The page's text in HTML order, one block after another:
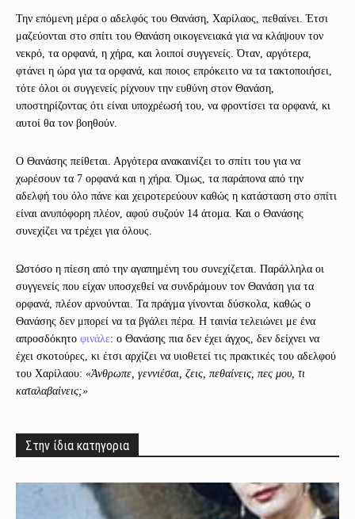
Την επόμενη μέρα ο αδελφός του Θανάση, Χαρίλαος, πεθαίνει. Έτσι
μαζεύονται στο σπίτι του Θανάση οικογενειακά για να κλάψουν τον
νεκρό, τα ορφανά, η χήρα, και λοιποί συγγενείς. Όταν, αργότερα,
φτάνει η ώρα για τα ορφανά, και ποιος επρόκειτο να τα τακτοποιήσει,
τότε όλοι οι συγγενείς ρίχνουν την ευθύνη στον Θανάση,
υποστηρίζοντας ότι είναι υποχρέωσή του, να φροντίσει τα ορφανά, κι
αυτοί θα τον βοηθούν.
Ο Θανάσης πείθεται. Αργότερα ανακαινίζει το σπίτι του για να
χωρέσουν τα 7 ορφανά και η χήρα. Όμως, τα παράπονα από την
αδελφή του όλο πάνε και χειροτερεύουν καθώς η κατάσταση στο σπίτι
είναι ανυπόφορη πλέον, αφού συζούν 14 άτομα. Και ο Θανάσης
συνεχίζει να τρέχει για όλους.
Ωστόσο η πίεση από την αγαπημένη του συνεχίζεται. Παράλληλα οι
συγγενείς που είχαν υποσχεθεί να συνδράμουν τον Θανάση για τα
ορφανά, πλέον αρνούνται. Τα πράγμα γίνονται δύσκολα, καθώς ο
Θανάσης δεν μπορεί να τα βγάλει πέρα. Η ταινία τελειώνει με ένα
απροσδόκητο φινάλε: ο Θανάσης πια δεν έχει άγχος, δεν δείχνει να
έχει σκοτούρες, κι έτσι αρχίζει να υιοθετεί τις πρακτικές του αδελφού
του Χαρίλαου: «Άνθρωπε, γεννιέσαι, ζεις, πεθαίνεις, πες μου, τι
καταλαβαίνεις;»
Στην ίδια κατηγορια